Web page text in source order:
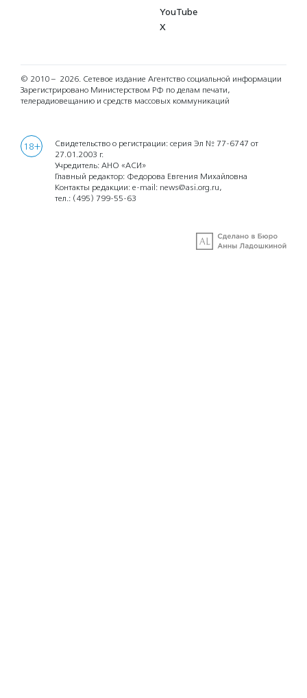
YouTube
X
© 2010 – 2026. Сетевое издание Агентство социальной информации
Зарегистрировано Министерством РФ по делам печати,
телерадиовещанию и средств массовых коммуникаций
18+
Свидетельство о регистрации: серия Эл № 77-6747 от
27.01.2003 г.
Учредитель: АНО «АСИ»
Главный редактор: Федорова Евгения Михайловна
Контакты редакции: e-mail: news@asi.org.ru,
тел.: (495) 799-55-63